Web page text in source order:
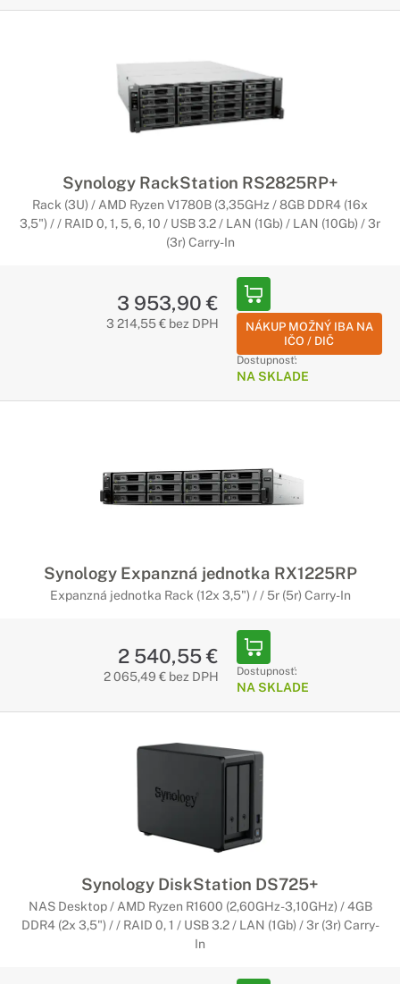
Synology RackStation RS2825RP+
Rack (3U) / AMD Ryzen V1780B (3,35GHz / 8GB DDR4 (16x
3,5") / / RAID 0, 1, 5, 6, 10 / USB 3.2 / LAN (1Gb) / LAN (10Gb) / 3r
(3r) Carry-In
3 953,90 €
3 214,55 € bez DPH
NÁKUP MOŽNÝ IBA NA
IČO / DIČ
Dostupnosť:
NA SKLADE
Synology Expanzná jednotka RX1225RP
Expanzná jednotka Rack (12x 3,5") / / 5r (5r) Carry-In
2 540,55 €
2 065,49 € bez DPH Dostupnosť:
NA SKLADE
Synology DiskStation DS725+
NAS Desktop / AMD Ryzen R1600 (2,60GHz-3,10GHz) / 4GB
DDR4 (2x 3,5") / / RAID 0, 1 / USB 3.2 / LAN (1Gb) / 3r (3r) Carry-
In